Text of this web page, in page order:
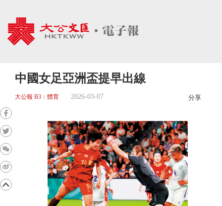
中國女足亞洲盃提早出線
大公報 B3：體育 2026-03-07 分享